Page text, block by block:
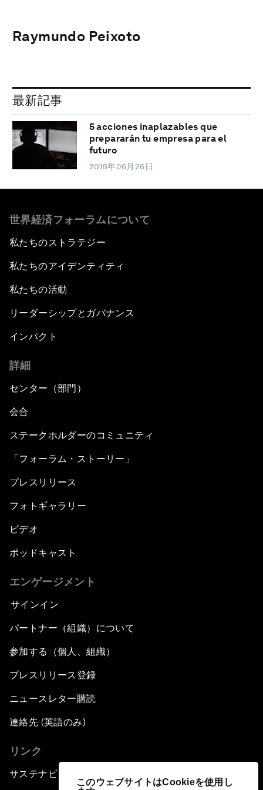
このウェブサイトはCookieを使用し
Raymundo Peixoto
最新記事
5 acciones inaplazables que
prepararán tu empresa para el
futuro
2015年06月26日
世界経済フォーラムについて
私たちのストラテジー
私たちのアイデンティティ
私たちの活動
リーダーシップとガバナンス
インパクト
詳細
センター（部門）
会合
ステークホルダーのコミュニティ
「フォーラム・ストーリー」
プレスリリース
フォトギャラリー
ビデオ
ポッドキャスト
エンゲージメント
サインイン
パートナー（組織）について
参加する（個人、組織）
プレスリリース登録
ニュースレター購読
連絡先 (英語のみ)
リンク
サステナビリティへの取り組み